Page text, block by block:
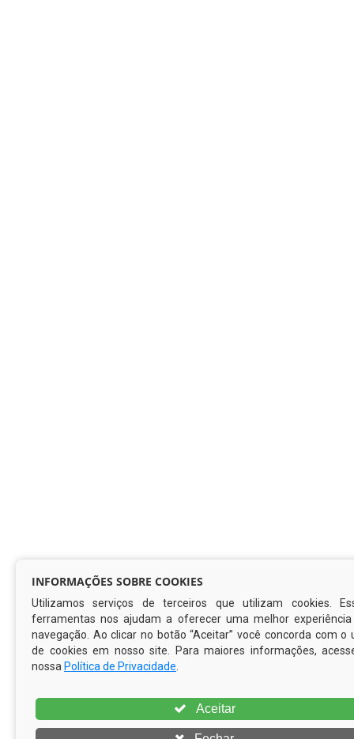
INFORMAÇÕES SOBRE COOKIES
Utilizamos serviços de terceiros que utilizam cookies.
ferramentas nos ajudam a oferecer uma melhor
navegação. Ao clicar no botão “Aceitar” você concorda com o
de cookies em nosso site. Para maiores informações,
nossa Política de Privacidade
Aceitar